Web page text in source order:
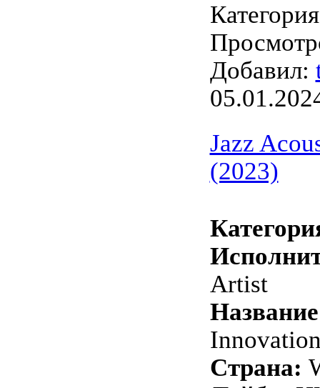
Добавил:
Jazz
(2023)
Artist
Страна: